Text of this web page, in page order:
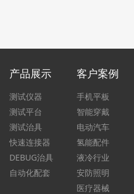
产品展示
测试仪器
测试平台
测试治具
快速连接器
DEBUG治具
自动化配套
客户案例
手机平板
智能穿戴
电动汽车
氢能配件
液冷行业
安防照明
医疗器械